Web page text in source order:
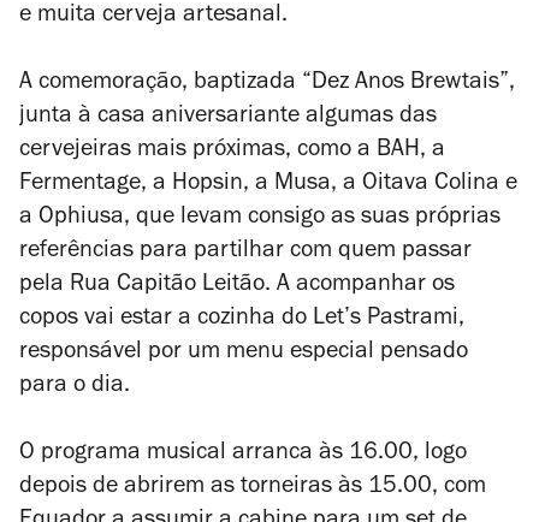
e muita cerveja artesanal.
A comemoração, baptizada “Dez Anos Brewtais”,
junta à casa aniversariante algumas das
cervejeiras mais próximas, como a BAH, a
Fermentage, a Hopsin, a Musa, a Oitava Colina e
a Ophiusa, que levam consigo as suas próprias
referências para partilhar com quem passar
pela Rua Capitão Leitão. A acompanhar os
copos vai estar a cozinha do Let’s Pastrami,
responsável por um menu especial pensado
para o dia.
O programa musical arranca às 16.00, logo
depois de abrirem as torneiras às 15.00, com